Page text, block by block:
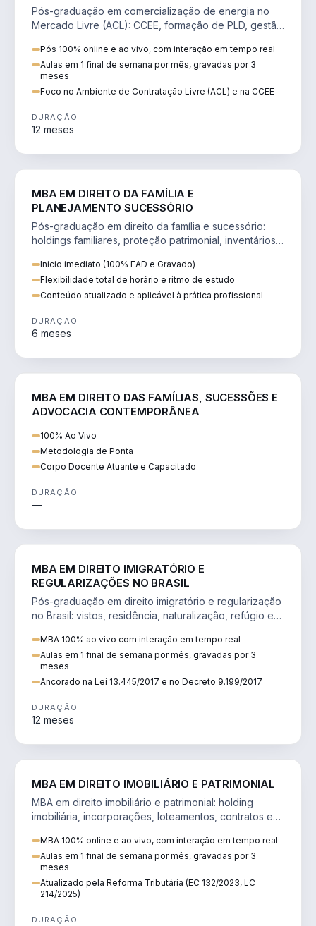
Pós-graduação em comercialização de energia no
Mercado Livre (ACL): CCEE, formação de PLD, gestão
Pós 100% online e ao vivo, com interação em tempo real
Aulas em 1 final de semana por mês, gravadas por 3
meses
Foco no Ambiente de Contratação Livre (ACL) e na CCEE
DURAÇÃO
12 meses
MBA EM DIREITO DA FAMÍLIA E
PLANEJAMENTO SUCESSÓRIO
Pós-graduação em direito da família e sucessório:
holdings familiares, proteção patrimonial, inventários
Inicio imediato (100% EAD e Gravado)
Flexibilidade total de horário e ritmo de estudo
Conteúdo atualizado e aplicável à prática profissional
DURAÇÃO
6 meses
MBA EM DIREITO DAS FAMÍLIAS, SUCESSÕES E
ADVOCACIA CONTEMPORÂNEA
100% Ao Vivo
Metodologia de Ponta
Corpo Docente Atuante e Capacitado
DURAÇÃO
—
MBA EM DIREITO IMIGRATÓRIO E
REGULARIZAÇÕES NO BRASIL
Pós-graduação em direito imigratório e regularização
no Brasil: vistos, residência, naturalização, refúgio e
MBA 100% ao vivo com interação em tempo real
Aulas em 1 final de semana por mês, gravadas por 3
meses
Ancorado na Lei 13.445/2017 e no Decreto 9.199/2017
DURAÇÃO
12 meses
MBA EM DIREITO IMOBILIÁRIO E PATRIMONIAL
MBA em direito imobiliário e patrimonial: holding
imobiliária, incorporações, loteamentos, contratos e
MBA 100% online e ao vivo, com interação em tempo real
Aulas em 1 final de semana por mês, gravadas por 3
meses
Atualizado pela Reforma Tributária (EC 132/2023, LC
214/2025)
DURAÇÃO